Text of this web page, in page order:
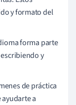
y formato del
forma parte
y
de práctica
a